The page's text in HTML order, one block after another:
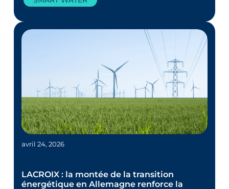
avril 24, 2026
LACROIX : la montée de la transition
énergétique en Allemagne renforce la